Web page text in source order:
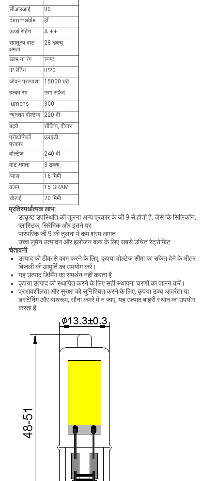
सीआरआई
80
dimmable
हाँ
ऊर्जा रेटिंग
A ++
समतुल्य वाट
क्षमता
28 डब्ल्यू
खत्म या रंग
स्पष्ट
IP रेटिंग
IP20
जीवन प्रत्याशा
15000 घंटे
हल्का रंग
गरम सफ़ेद
lumens
300
न्यूनतम वोल्टेज
220 वी
बढ़ते
सीलिंग, दीवार
प्रौद्योगिकी
प्रकार
एलईडी
वोल्टेज
240 वी
वाट क्षमता
3 डब्ल्यू
व्यास
16 मिमी
वजन
15 GRAM
चौड़ाई
20 मिमी
प्रतिस्पर्धात्मक लाभ:
उत्कृष्ट उपस्थिति की तुलना अन्य प्रकार के जी 9 से होती है, जैसे कि सिलिकॉन,
प्लास्टिक, सिरेमिक और इतने पर
पारंपरिक जी 9 की तुलना में कम श्रम लागत
उच्च लुमेन उत्पादन और हलोजन बल्ब के लिए सबसे उचित रेट्रोफिट
चेतावनी
उत्पाद को ठीक से काम करने के लिए, कृपया वोल्टेज सीमा का संकेत देने के भीतर
बिजली की आपूर्ति का उपयोग करें।
यह उत्पाद डिमिंग का समर्थन नहीं करता है
कृपया उत्पाद को स्थापित करने के लिए सही स्थापना चरणों का पालन करें।
प्रभावशीलता और सुरक्षा को सुनिश्चित करने के लिए, कृपया उच्च आर्द्रता या
डस्टेनिंग और बाथरूम, सौना कमरे में न जाएं, यह उत्पाद बाहरी स्थान का उपयोग
करता है